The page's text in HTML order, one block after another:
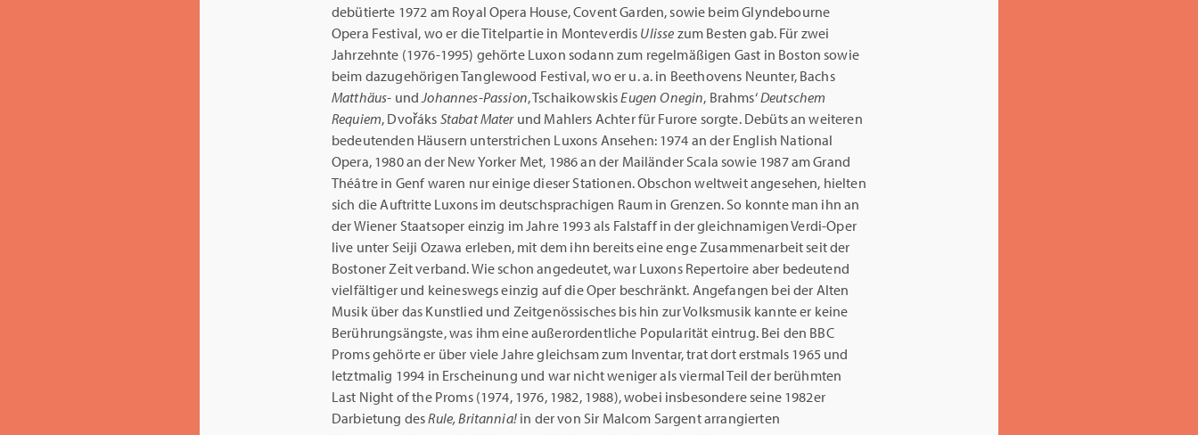
debütierte 1972 am Royal Opera House, Covent Garden, sowie beim Glyndebourne
Opera Festival, wo er die Titelpartie in Monteverdis Ulisse zum Besten gab. Für zwei
Jahrzehnte (1976-1995) gehörte Luxon sodann zum regelmäßigen Gast in Boston sowie
beim dazugehörigen Tanglewood Festival, wo er u. a. in Beethovens Neunter, Bachs
Matthäus- undJohannes-Passion, TschaikowskisEugen Onegin, Brahms‘Deutschem
Requiem, Dvořáks Stabat Materund Mahlers Achter für Furore sorgte. Debüts an weiteren
bedeutenden Häusern unterstrichen Luxons Ansehen: 1974 an der English National
Opera, 1980 an der New Yorker Met, 1986 an der Mailänder Scala sowie 1987 am Grand
Théâtre in Genf waren nur einige dieser Stationen. Obschon weltweit angesehen, hielten
sich die Auftritte Luxons im deutschsprachigen Raum in Grenzen. So konnte man ihn an
der Wiener Staatsoper einzig im Jahre 1993 als Falstaff in der gleichnamigen Verdi-Oper
live unter Seiji Ozawa erleben, mit dem ihn bereits eine enge Zusammenarbeit seit der
Bostoner Zeit verband. Wie schon angedeutet, war Luxons Repertoire aber bedeutend
vielfältiger und keineswegs einzig auf die Oper beschränkt. Angefangen bei der Alten
Musik über das Kunstlied und Zeitgenössisches bis hin zur Volksmusik kannte er keine
Berührungsängste, was ihm eine außerordentliche Popularität eintrug. Bei den BBC
Proms gehörte er über viele Jahre gleichsam zum Inventar, trat dort erstmals 1965 und
letztmalig 1994 in Erscheinung und war nicht weniger als viermal Teil der berühmten
Last Night of the Proms (1974, 1976, 1982, 1988), wobei insbesondere seine 1982er
Darbietung desRule, Britannia!in der von Sir Malcom Sargent arrangierten